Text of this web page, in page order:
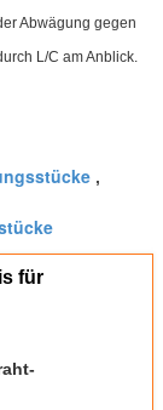
Abwägung gegen
L/C am Anblick.
,
für